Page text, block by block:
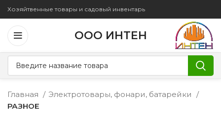
Хозяйтвенные товары и садовый инвентарь
ООО ИНТЕН
Главная
Электротовары, фонари, батарейки
РАЗНОЕ